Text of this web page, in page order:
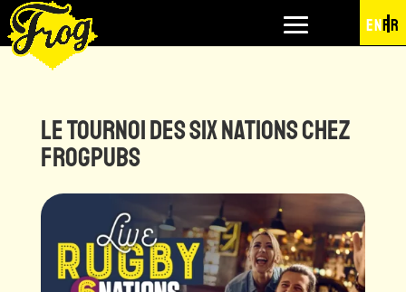
ENFR
Le Tournoi des Six Nations chez
FrogPubs